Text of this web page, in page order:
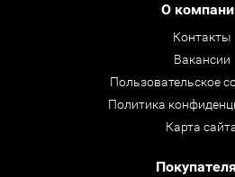
О
Контакты
Вакансии
Пользовательское
Политика
Карта